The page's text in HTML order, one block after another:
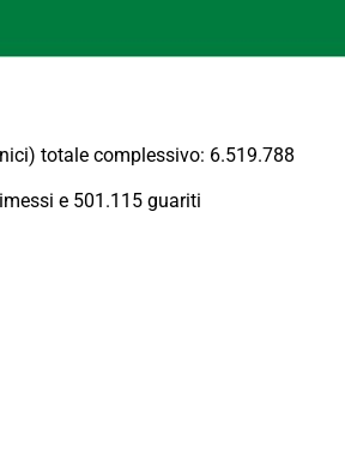
totale complessivo: 6.519.788
e 501.115 guariti